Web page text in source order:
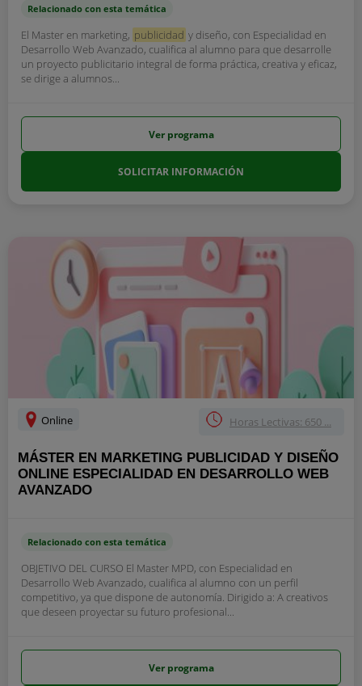
Relacionado con esta temática
El Master en marketing, publicidad y diseño, con Especialidad en
Desarrollo Web Avanzado, cualifica al alumno para que desarrolle
un proyecto publicitario integral de forma práctica, creativa y eficaz,
se dirige a alumnos...
Ver programa
SOLICITAR INFORMACIÓN
Online Horas Lectivas: 650 ...
MÁSTER EN MARKETING PUBLICIDAD Y DISEÑO
ONLINE ESPECIALIDAD EN DESARROLLO WEB
AVANZADO
Relacionado con esta temática
OBJETIVO DEL CURSO El Master MPD, con Especialidad en
Desarrollo Web Avanzado, cualifica al alumno con un perfil
competitivo, ya que dispone de autonomía. Dirigido a: A creativos
que deseen proyectar su futuro profesional...
Ver programa